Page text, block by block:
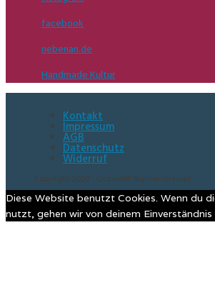
facebook
nebenan.de
Handmade Kultur
Kontakt
Impressum
AGB
Datenschutz
Widerruf
Copyright 2020 - OceanWP-Bunsenstrasse2
Diese Website benutzt Cookies. Wenn du
nutzt, gehen wir von deinem Einverständnis